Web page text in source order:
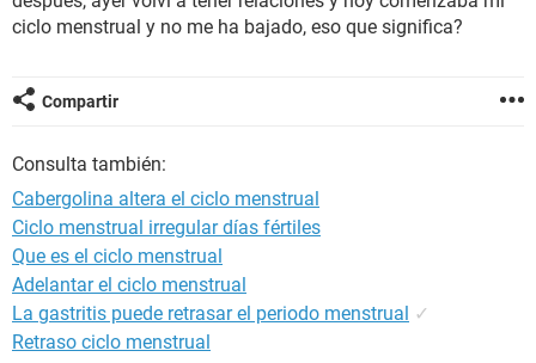
ciclo menstrual y no me ha bajado, eso que significa?
Compartir
Consulta también:
Cabergolina altera el ciclo menstrual
Ciclo menstrual irregular días fértiles
Que es el ciclo menstrual
Adelantar el ciclo menstrual
La gastritis puede retrasar el periodo menstrual ✓
Retraso ciclo menstrual